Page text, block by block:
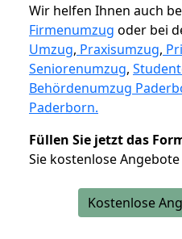
Wir helfen Ihnen auch
Firmenumzug oder bei
Umzug, Praxisumzug,
Seniorenumzug,
Behördenumzug
Paderborn.
Füllen Sie jetzt das
Sie kostenlose Angebote
Kostenlose